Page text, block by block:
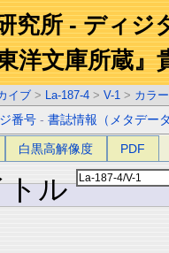
究所 - ディジ
洋文庫所蔵』
イブ > La-187-4 > V-1 > カラ
番号 -書誌情報（メタデー
白黒高解像度 PDF
トル